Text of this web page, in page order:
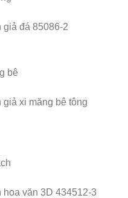
đá 85086-2
xi măng bê tông
văn 3D 434512-3